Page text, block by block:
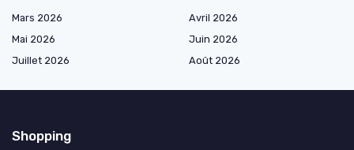
Mars 2026
Avril 2026
Mai 2026
Juin 2026
Juillet 2026
Août 2026
Shopping